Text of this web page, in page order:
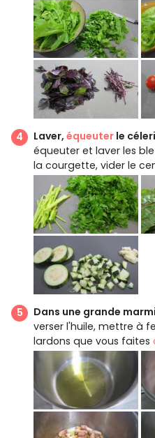
Laver, équeuter le
équeuter et laver les
la courgette, vider le
Dans une grande
verser l'huile, mettre à
lardons que vous faites